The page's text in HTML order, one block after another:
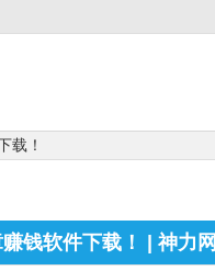
载！
钱软件下载！ | 神力